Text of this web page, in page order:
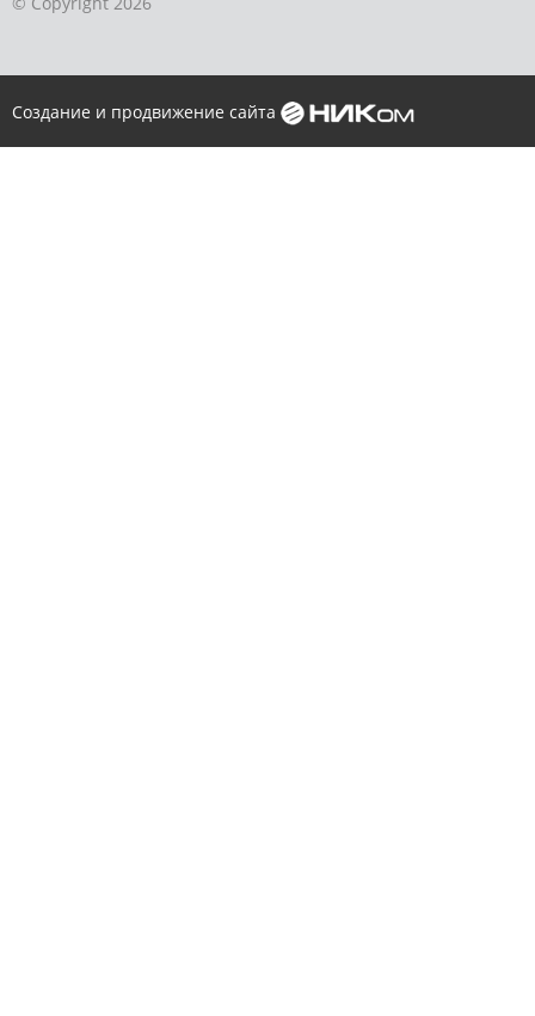
Создание и продвижение сайта